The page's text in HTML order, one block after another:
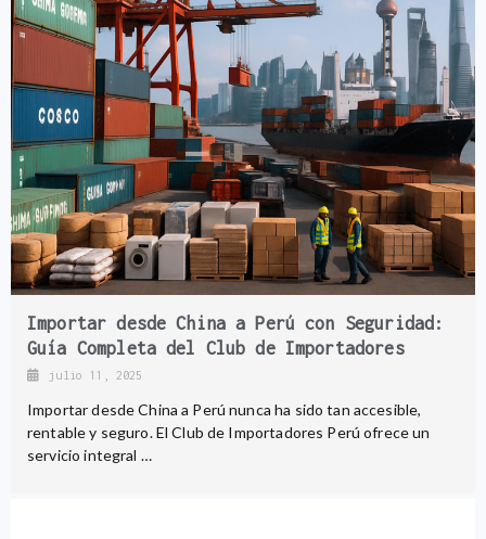
Importar desde China a Perú con Seguridad:
Guía Completa del Club de Importadores
julio 11, 2025
Importar desde China a Perú nunca ha sido tan accesible,
rentable y seguro. El Club de Importadores Perú ofrece un
servicio integral …